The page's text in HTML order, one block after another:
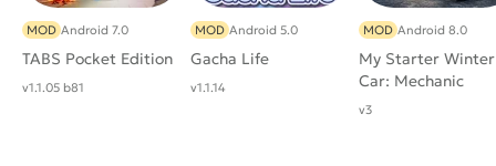
TABS Pocket Edition
MOD Android 7.0
v1.1.05 b81
Gacha Life
MOD Android 5.0
v1.1.14
My Starter Winter
Car: Mechanic
MOD Android 8.0
v3